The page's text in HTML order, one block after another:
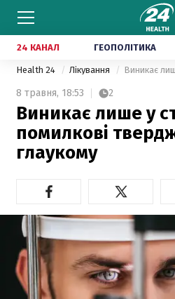
24 КАНАЛ ГЕОПОЛІТИКА
Health 24 Лікування
8 травня, 18:53 2
Виникає лише у
помилкові
глаукому